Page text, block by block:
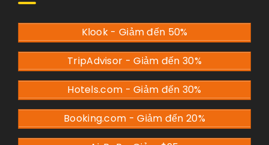
Klook - Giảm đến 50%
TripAdvisor - Giảm đến 30%
Hotels.com - Giảm đến 30%
Booking.com - Giảm đến 20%